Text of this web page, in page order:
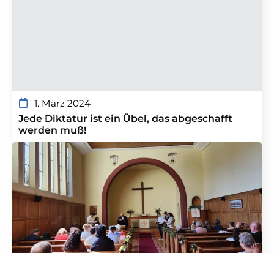
1. März 2024
Jede Diktatur ist ein Übel, das abgeschafft
werden muß!